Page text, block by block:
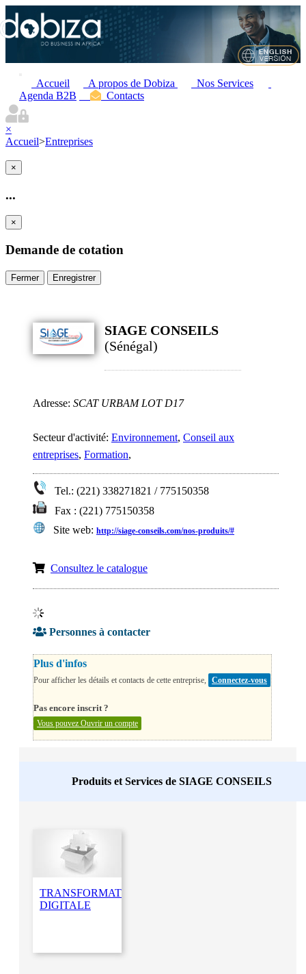
Accueil A propos de Dobiza
Nos Services
Agenda B2B
Contacts
×
Accueil>Entreprises
×
...
×
Demande de cotation
Fermer Enregistrer
SIAGE CONSEILS
(Sénégal)
Adresse: SCAT URBAM LOT D17
Secteur d'activité: Environnement, Conseil aux
entreprises, Formation,
Tel.: (221) 338271821 / 775150358
Fax : (221) 775150358
Site web: http://siage-conseils.com/nos-produits/#
Consultez le catalogue
Personnes à contacter
Plus d'infos
Pour afficher les détails et contacts de cette entreprise, Connectez-vous
Pas encore inscrit ?
Vous pouvez Ouvrir un compte
Produits et Services de SIAGE CONSEILS
TRANSFORMATION
DIGITALE